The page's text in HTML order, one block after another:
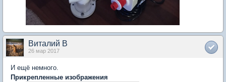
Виталий В
26 мар 2017
И ещё немного.
Прикрепленные изображения